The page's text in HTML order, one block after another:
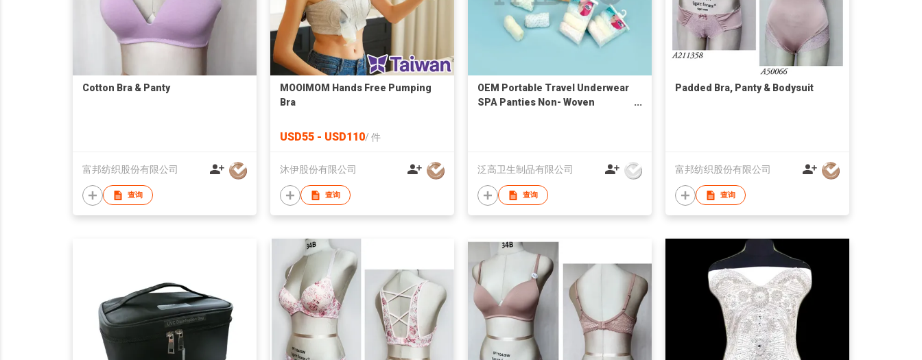
Cotton Bra & Panty
富邦纺织股份有限公司
查询
MOOIMOM Hands Free Pumping
Bra
USD55 - USD110/ 件
沐伊股份有限公司
查询
OEM Portable Travel Underwear
SPA Panties Non- Woven
泛高卫生制品有限公司
查询
Padded Bra, Panty & Bodysuit
富邦纺织股份有限公司
查询